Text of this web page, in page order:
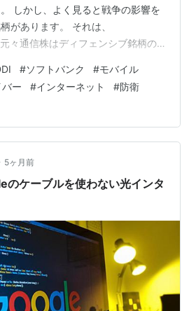
しかし、よく見ると戦争の影響を
があります。 それは、
々通信株はディフェンシブ銘柄の
ません。 他にディフェンシブ銘柄
工業がありますが、今やこの2社は
め不安定ですし、大型M&Aにより
財務悪化)したので、昔から言われて
シブ性は薄れました。 なぜKDDIが
あの2…
#ソフトバンク #モバイル
ー #インターネット #防衛
5ヶ月前
ケーブルを使わない光インタ